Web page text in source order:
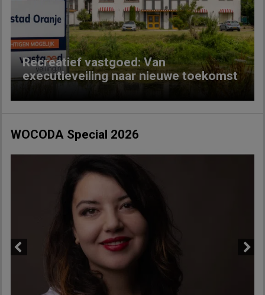
Recreatief vastgoed: Van
executieveiling naar nieuwe toekomst
Next
WOCODA Special 2026